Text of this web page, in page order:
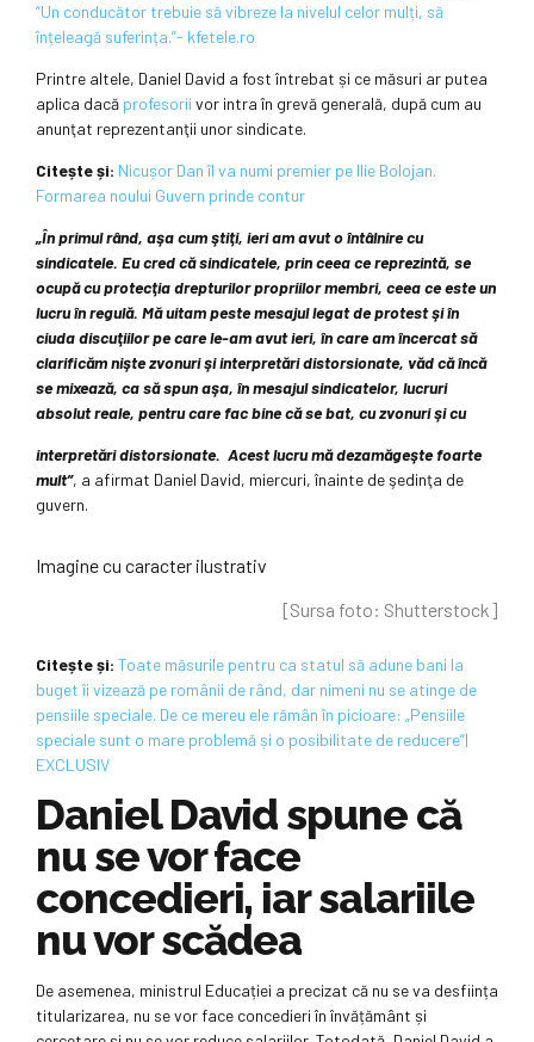
“Un conducător trebuie să vibreze la nivelul celor mulți, să
înțeleagă suferința.”- kfetele.ro
Printre altele, Daniel David a fost întrebat și ce măsuri ar putea
aplica dacă profesorii vor intra în grevă generală, după cum au
anunţat reprezentanţii unor sindicate.
Citește și: Nicușor Dan îl va numi premier pe Ilie Bolojan.
Formarea noului Guvern prinde contur
„În primul rând, aşa cum ştiţi, ieri am avut o întâlnire cu
sindicatele. Eu cred că sindicatele, prin ceea ce reprezintă, se
ocupă cu protecţia drepturilor propriilor membri, ceea ce este un
lucru în regulă. Mă uitam peste mesajul legat de protest şi în
ciuda discuţiilor pe care le-am avut ieri, în care am încercat să
clarificăm nişte zvonuri şi interpretări distorsionate, văd că încă
se mixează, ca să spun aşa, în mesajul sindicatelor, lucruri
absolut reale, pentru care fac bine că se bat, cu zvonuri şi cu
interpretări distorsionate. Acest lucru mă dezamăgeşte foarte
mult”, a afirmat Daniel David, miercuri, înainte de şedinţa de
guvern.
Imagine cu caracter ilustrativ
[Sursa foto: Shutterstock]
Citește și: Toate măsurile pentru ca statul să adune bani la
buget îi vizează pe românii de rând, dar nimeni nu se atinge de
pensiile speciale. De ce mereu ele rămân în picioare: „Pensiile
speciale sunt o mare problemă și o posibilitate de reducere”|
EXCLUSIV
Daniel David spune că
nu se vor face
concedieri, iar salariile
nu vor scădea
De asemenea, ministrul Educației a precizat că nu se va desființa
titularizarea, nu se vor face concedieri în învățământ și